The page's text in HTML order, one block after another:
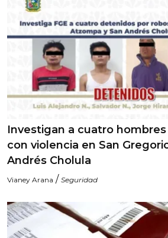
Investigan a cuatro
con violencia en San
Andrés Cholula
Vianey Arana / Seguridad